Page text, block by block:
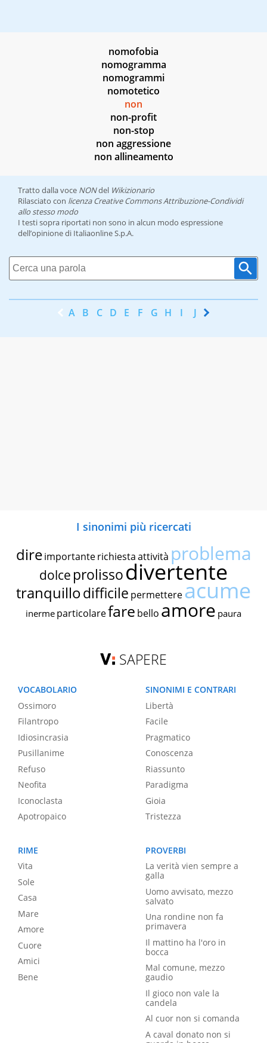
nomofobia
nomogramma
nomogrammi
nomotetico
non
non-profit
non-stop
non aggressione
non allineamento
Tratto dalla voce NONdel Wikizionario
Rilasciato con licenza Creative Commons Attribuzione-Condividi
allo stesso modo
I testi sopra riportati non sono in alcun modo espressione
dell’opinione di Italiaonline S.p.A.
A B C D E F G H I J K
I sinonimi più ricercati
dire importante richiestaattività problema
dolce prolissodivertente
tranquillodifficile permettereacume
inerme particolarefare bello amore paura
SAPERE
VOCABOLARIO
Ossimoro
Filantropo
Idiosincrasia
Pusillanime
Refuso
Neofita
Iconoclasta
Apotropaico
SINONIMI E CONTRARI
Libertà
Facile
Pragmatico
Conoscenza
Riassunto
Paradigma
Gioia
Tristezza
RIME
Vita
Sole
Casa
Mare
Amore
Cuore
Amici
Bene
PROVERBI
La verità vien sempre a
galla
Uomo avvisato, mezzo
salvato
Una rondine non fa
primavera
Il mattino ha l'oro in
bocca
Mal comune, mezzo
gaudio
Il gioco non vale la
candela
Al cuor non si comanda
A caval donato non si